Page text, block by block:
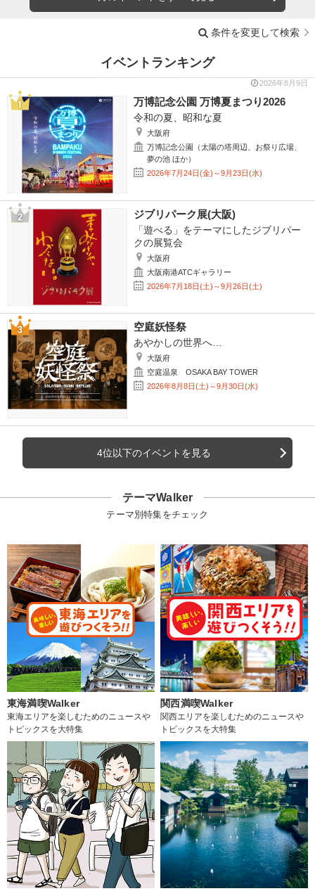
条件を変更して検索
イベントランキング
2026年8月9日
万博記念公園 万博夏まつり2026
令和の夏、昭和な夏
大阪府
万博記念公園（太陽の塔周辺、お祭り広場、
夢の池 ほか）
2026年7月24日(金)～9月23日(水)
ジブリパーク展(大阪)
「遊べる」をテーマにしたジブリパー
クの展覧会
大阪府
大阪南港ATCギャラリー
2026年7月18日(土)～9月26日(土)
空庭妖怪祭
あやかしの世界へ…
大阪府
空庭温泉 OSAKA BAY TOWER
2026年8月8日(土)～9月30日(水)
4位以下のイベントを見る
テーマWalker
テーマ別特集をチェック
東海満喫Walker
東海エリアを楽しむためのニュースや
トピックスを大特集
関西満喫Walker
関西エリアを楽しむためのニュースや
トピックスを大特集